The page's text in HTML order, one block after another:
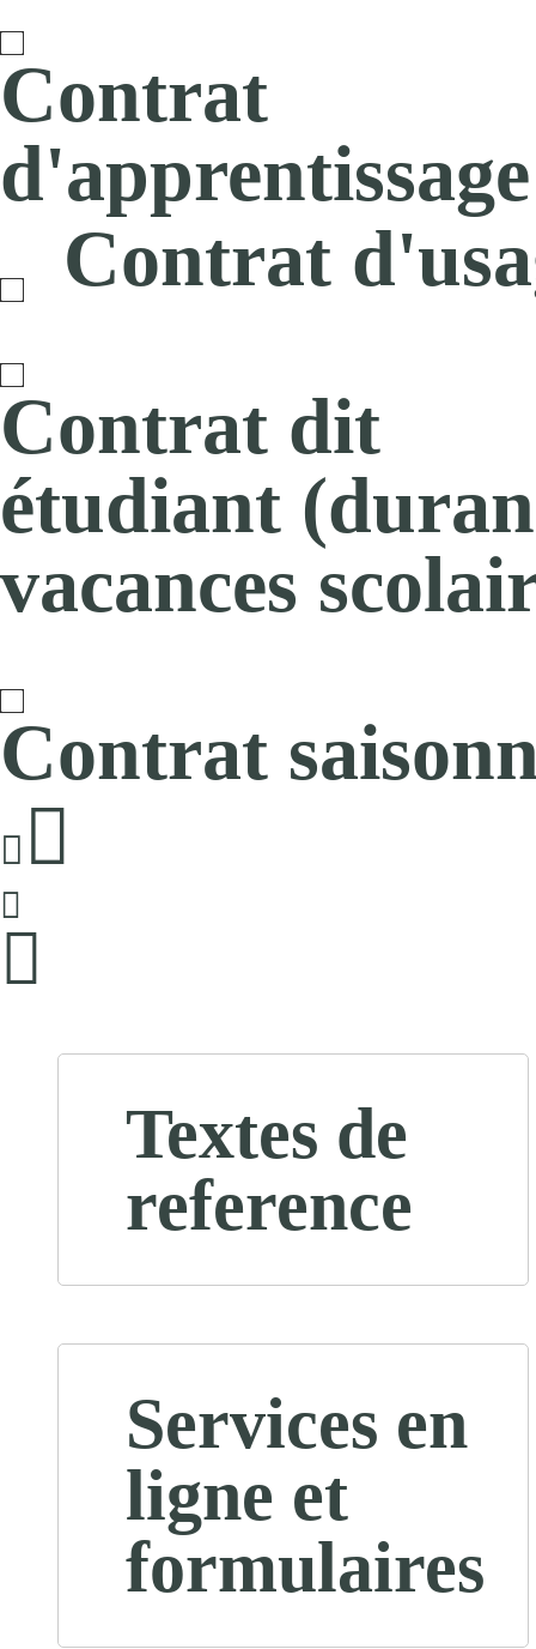
Contrat
d'apprentissage
Contrat
Contrat dit
étudiant
vacances
Contrat
Textes de
reference
Services en
ligne et
formulaires